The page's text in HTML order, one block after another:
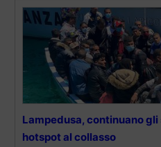
Lampedusa, continuano
hotspot al collasso